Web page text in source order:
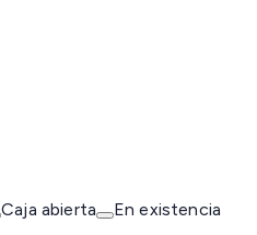
Caja abierta En existencia